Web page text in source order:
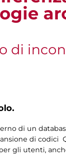
di
di un
di
gli utenti,